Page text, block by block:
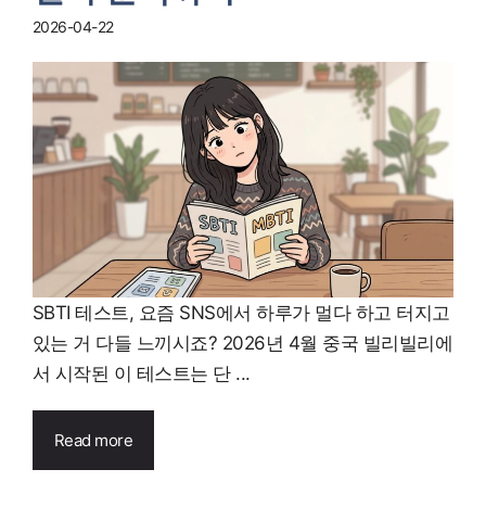
2026-04-22
SBTI 테스트, 요즘 SNS에서 하루가 멀다 하고 터지고
있는 거 다들 느끼시죠? 2026년 4월 중국 빌리빌리에
서 시작된 이 테스트는 단 ...
Read more